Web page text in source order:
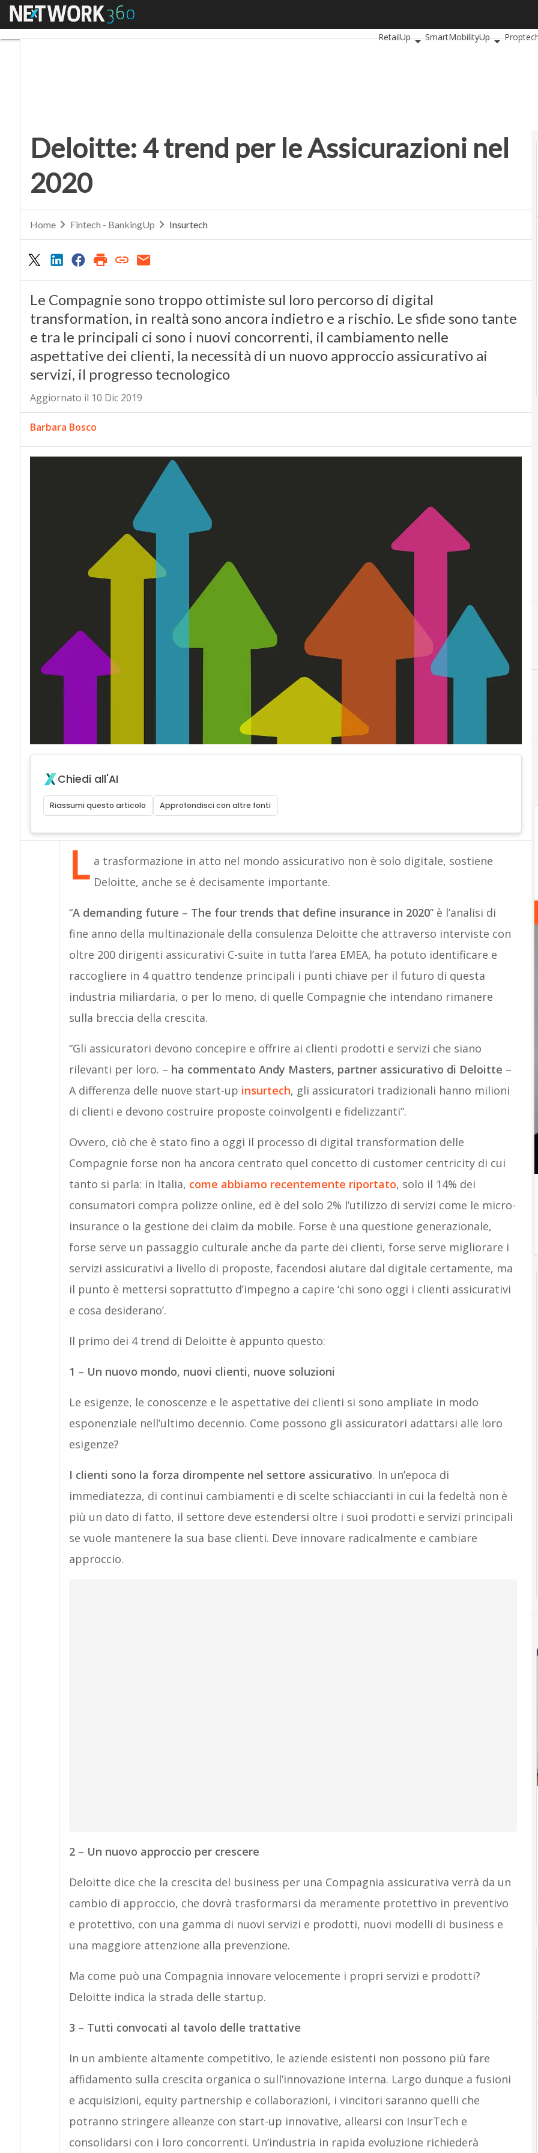
Menu
RetailUp
SmartMobilityUp
Deloitte: 4 trend per le Assicurazioni nel
2020
Home Fintech - BankingUp Insurtech
Le Compagnie sono troppo ottimiste sul loro percorso di digital
transformation, in realtà sono ancora indietro e a rischio. Le sfide sono tante
e tra le principali ci sono i nuovi concorrenti, il cambiamento nelle
aspettative dei clienti, la necessità di un nuovo approccio assicurativo ai
servizi, il progresso tecnologico
Aggiornato il 10 Dic 2019
Barbara Bosco
Chiedi all'AI
Riassumi questo articolo Approfondisci con altre fonti
L a trasformazione in atto nel mondo assicurativo non è solo digitale, sostiene
Deloitte, anche se è decisamente importante.
“A demanding future – The four trends that define insurance in 2020” è l’analisi di
fine anno della multinazionale della consulenza Deloitte che attraverso interviste con
oltre 200 dirigenti assicurativi C-suite in tutta l’area EMEA, ha potuto identificare e
raccogliere in 4 quattro tendenze principali i punti chiave per il futuro di questa
industria miliardaria, o per lo meno, di quelle Compagnie che intendano rimanere
sulla breccia della crescita.
“Gli assicuratori devono concepire e offrire ai clienti prodotti e servizi che siano
rilevanti per loro. – ha commentato Andy Masters, partner assicurativo di Deloitte –
A differenza delle nuove start-up insurtech, gli assicuratori tradizionali hanno milioni
di clienti e devono costruire proposte coinvolgenti e fidelizzanti”.
Ovvero, ciò che è stato fino a oggi il processo di digital transformation delle
Compagnie forse non ha ancora centrato quel concetto di customer centricity di cui
tanto si parla: in Italia, come abbiamo recentemente riportato, solo il 14% dei
consumatori compra polizze online, ed è del solo 2% l’utilizzo di servizi come le micro-
insurance o la gestione dei claim da mobile. Forse è una questione generazionale,
forse serve un passaggio culturale anche da parte dei clienti, forse serve migliorare i
servizi assicurativi a livello di proposte, facendosi aiutare dal digitale certamente, ma
il punto è mettersi soprattutto d’impegno a capire ‘chi sono oggi i clienti assicurativi
e cosa desiderano’.
Il primo dei 4 trend di Deloitte è appunto questo:
1 – Un nuovo mondo, nuovi clienti, nuove soluzioni
Le esigenze, le conoscenze e le aspettative dei clienti si sono ampliate in modo
esponenziale nell’ultimo decennio. Come possono gli assicuratori adattarsi alle loro
esigenze?
I clienti sono la forza dirompente nel settore assicurativo. In un’epoca di
immediatezza, di continui cambiamenti e di scelte schiaccianti in cui la fedeltà non è
più un dato di fatto, il settore deve estendersi oltre i suoi prodotti e servizi principali
se vuole mantenere la sua base clienti. Deve innovare radicalmente e cambiare
approccio.
2 – Un nuovo approccio per crescere
Deloitte dice che la crescita del business per una Compagnia assicurativa verrà da un
cambio di approccio, che dovrà trasformarsi da meramente protettivo in preventivo
e protettivo, con una gamma di nuovi servizi e prodotti, nuovi modelli di business e
una maggiore attenzione alla prevenzione.
Ma come può una Compagnia innovare velocemente i propri servizi e prodotti?
Deloitte indica la strada delle startup.
3 – Tutti convocati al tavolo delle trattative
In un ambiente altamente competitivo, le aziende esistenti non possono più fare
affidamento sulla crescita organica o sull’innovazione interna. Largo dunque a fusioni
e acquisizioni, equity partnership e collaborazioni, i vincitori saranno quelli che
potranno stringere alleanze con start-up innovative, allearsi con InsurTech e
consolidarsi con i loro concorrenti. Un’industria in rapida evoluzione richiederà